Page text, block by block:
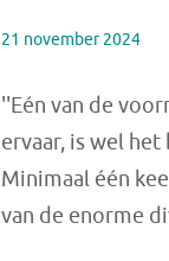
21 november 2024
''Eén van de
ervaar, is wel het
Minimaal één
van de enorme